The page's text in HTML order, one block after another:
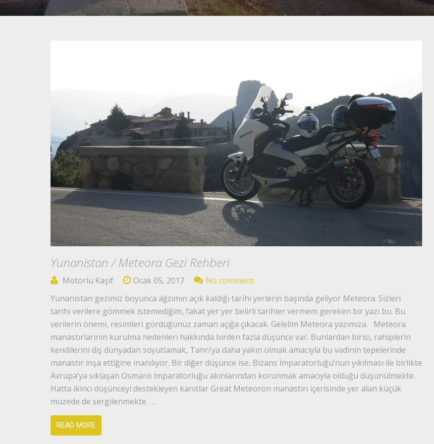
Yunanistan / Meteora Gezi Rehberi
Motorlu Kaşif Ocak 05, 2017
No comment
Yunanistan gezimiz boyunca ağzımın açık kaldığı tarihi yerlerin başında geliyor Meteora. Sizleri
tarihi verilere gömmek istemediğim, fakat yer yer belirli tarihler vermem gereken bir yazı bu. Bu
verilerin önemi, resimleri gördüğünüz zaman açığa çıkacak. Gelelim Meteora yazımıza. Meteora
manastırlarının kurulma nedenleri hakkında birden fazla düşünce var. Bunlardan birisi, rahiplerin
kendilerini dış dünyadan soyutlamak, Tanrı’ya daha yakın olmak amacıyla bu vadinin tepelerinde
manastır inşa ettiğine inanılıyor. Bir diğer düşünce ise, Bizans İmparatorluğu’nun yıkılması ile birlikte
Avrupa’ya sıklaşan Osmanlı İmparatorluğu akınlarından korunmak amacıyla olduğu düşünülmekte.
Hatta ikinci düşünceyi destekleyen kanıtlar Great Meteoron manastırı içerisinde yer alan küçük
müzede de sergilenmekte. …
READ MORE